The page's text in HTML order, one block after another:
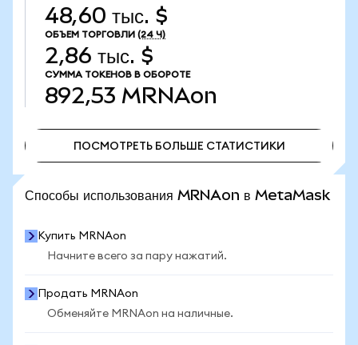
48,60 тыс. $
ОБЪЕМ ТОРГОВЛИ (24 Ч)
2,86 тыс. $
СУММА ТОКЕНОВ В ОБОРОТЕ
892,53 MRNAon
ПОСМОТРЕТЬ БОЛЬШЕ СТАТИСТИКИ
Способы использования MRNAon в MetaMask
Купить MRNAon
Начните всего за пару нажатий.
Продать MRNAon
Обменяйте MRNAon на наличные.